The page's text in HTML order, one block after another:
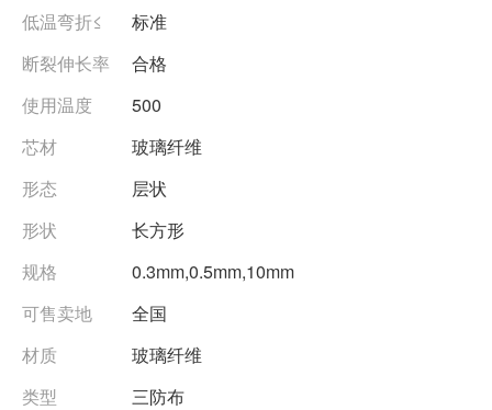
低温弯折≤
标准
断裂伸长率
合格
使用温度
500
芯材
玻璃纤维
形态
层状
形状
长方形
规格
0.3mm,0.5mm,10mm
可售卖地
全国
材质
玻璃纤维
类型
三防布